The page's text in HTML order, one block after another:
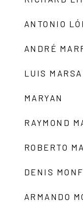
ANTONIO
ANDRÉ
LUIS
MARYAN
RAYMOND
ROBERTO
DENIS
ARMANDO